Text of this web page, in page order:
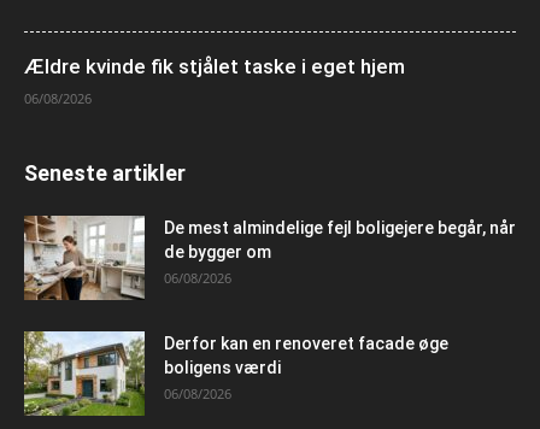
Ældre kvinde fik stjålet taske i eget hjem
06/08/2026
Seneste artikler
De mest almindelige fejl boligejere begår, når
de bygger om
06/08/2026
Derfor kan en renoveret facade øge
boligens værdi
06/08/2026